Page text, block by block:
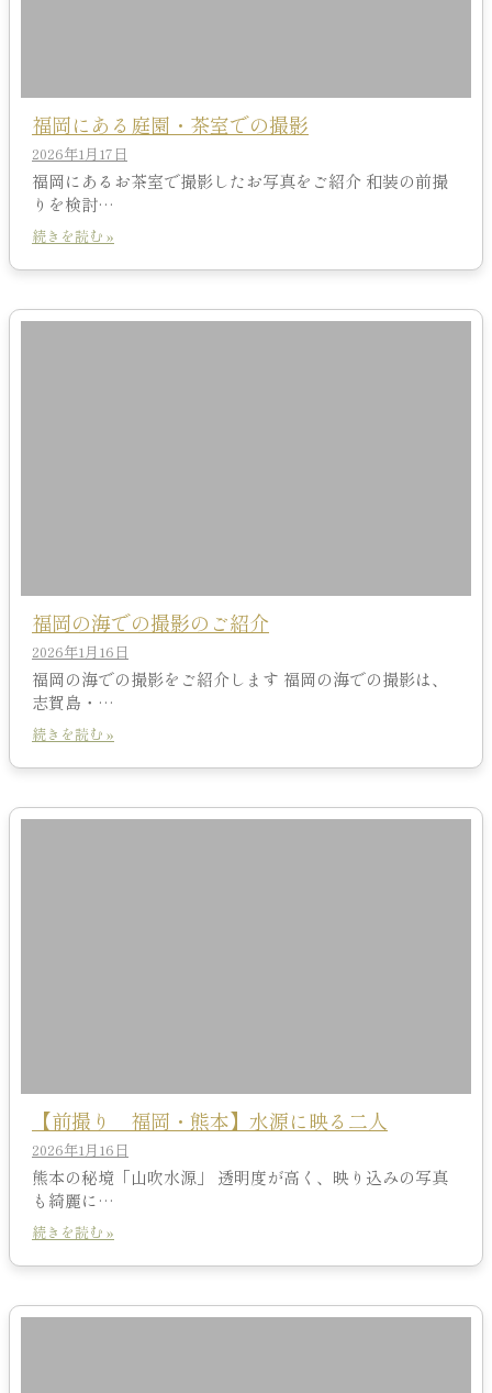
福岡にある庭園・茶室での撮影
2026年1月17日
福岡にあるお茶室で撮影したお写真をご紹介 和装の前撮
りを検討…
続きを読む »
福岡の海での撮影のご紹介
2026年1月16日
福岡の海での撮影をご紹介します 福岡の海での撮影は、
志賀島・…
続きを読む »
【前撮り 福岡・熊本】水源に映る二人
2026年1月16日
熊本の秘境「山吹水源」 透明度が高く、映り込みの写真
も綺麗に…
続きを読む »